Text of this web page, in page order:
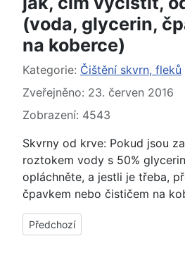
(voda, glycerin,
na koberce)
Základní údaje
Kategorie: Čištění skvrn, fleků
Zveřejněno: 23. červen 2016
Zobrazení: 4543
Skvrny od krve: Pokud jsou
roztokem vody s 50%
opláchněte, a jestli je třeba,
čpavkem nebo čističem na
Předchozí článek: Staré skvrny,
Předchozí